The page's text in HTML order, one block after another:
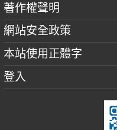
著作權聲明
網站安全政策
本站使用正體字
登入